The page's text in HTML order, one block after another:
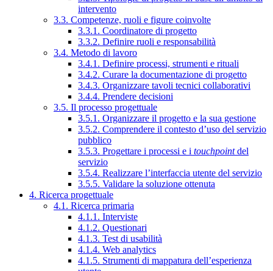
intervento
3.3. Competenze, ruoli e figure coinvolte
3.3.1. Coordinatore di progetto
3.3.2. Definire ruoli e responsabilità
3.4. Metodo di lavoro
3.4.1. Definire processi, strumenti e rituali
3.4.2. Curare la documentazione di progetto
3.4.3. Organizzare tavoli tecnici collaborativi
3.4.4. Prendere decisioni
3.5. Il processo progettuale
3.5.1. Organizzare il progetto e la sua gestione
3.5.2. Comprendere il contesto d’uso del servizio
pubblico
3.5.3. Progettare i processi e i touchpointdel
servizio
3.5.4. Realizzare l’interfaccia utente del servizio
3.5.5. Validare la soluzione ottenuta
4. Ricerca progettuale
4.1. Ricerca primaria
4.1.1. Interviste
4.1.2. Questionari
4.1.3. Test di usabilità
4.1.4. Web analytics
4.1.5. Strumenti di mappatura dell’esperienza